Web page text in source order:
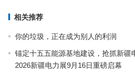
相关推荐
你的垃圾，正在成为别人的利润
锚定十五五能源基地建设，抢抓新疆
2026新疆电力展9月16日重磅启幕